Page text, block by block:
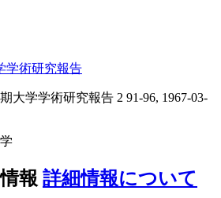
学術研究報告
大学学術研究報告 2 91-96, 1967-03-
報 詳細情報について